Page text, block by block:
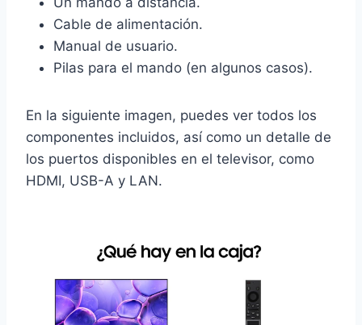
Cable de alimentación.
Manual de usuario.
Pilas para el mando (en algunos casos).
En la siguiente imagen, puedes ver todos los
componentes incluidos, así como un detalle de
los puertos disponibles en el televisor, como
HDMI, USB-A y LAN.